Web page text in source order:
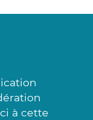
à cette